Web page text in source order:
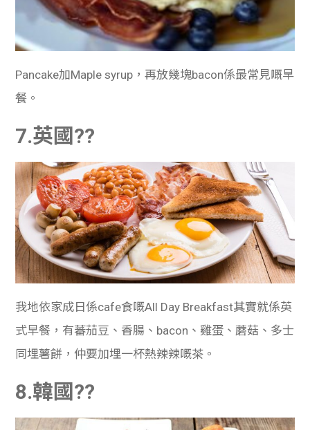
Pancake加Maple syrup，再放幾塊bacon係最常見嘅早
餐。
7.英國??
我地依家成日係cafe食嘅All Day Breakfast其實就係英
式早餐，有蕃茄豆、香腸、bacon、雞蛋、蘑菇、多士
同埋薯餅，仲要加埋一杯熱辣辣嘅茶。
8.韓國??